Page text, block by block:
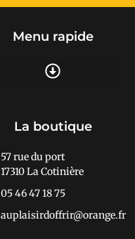
Menu rapide
La boutique
57 rue du port
17310 La Cotinière
05 46 47 18 75
auplaisirdoffrir@orange.fr